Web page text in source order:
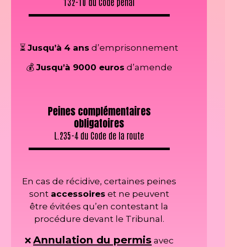
⏳Jusqu’à 4 ans d’emprisonnement
💰 Jusqu’à 9000 euros d’amende
Peines complémentaires
obligatoires
L.235-4 du Code de la route
En cas de récidive, certaines peines
sont accessoires et ne peuvent
être évitées qu’en contestant la
procédure devant le Tribunal.
❌ Annulation du permis avec